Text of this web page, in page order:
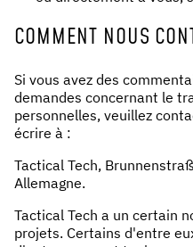
COMMENT NOUS
Si vous avez des
demandes concernant le
personnelles, veuillez
écrire à :
Tactical Tech,
Allemagne.
Tactical Tech a un certain
projets. Certains d'entre